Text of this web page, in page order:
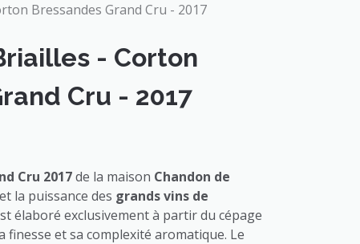
Bressandes Grand Cru - 2017
- Corton
Cru - 2017
Cru 2017de la maison Chandon de
la puissance des grands vins de
élaboré exclusivement à partir du cépage
finesse et sa complexité aromatique. Le